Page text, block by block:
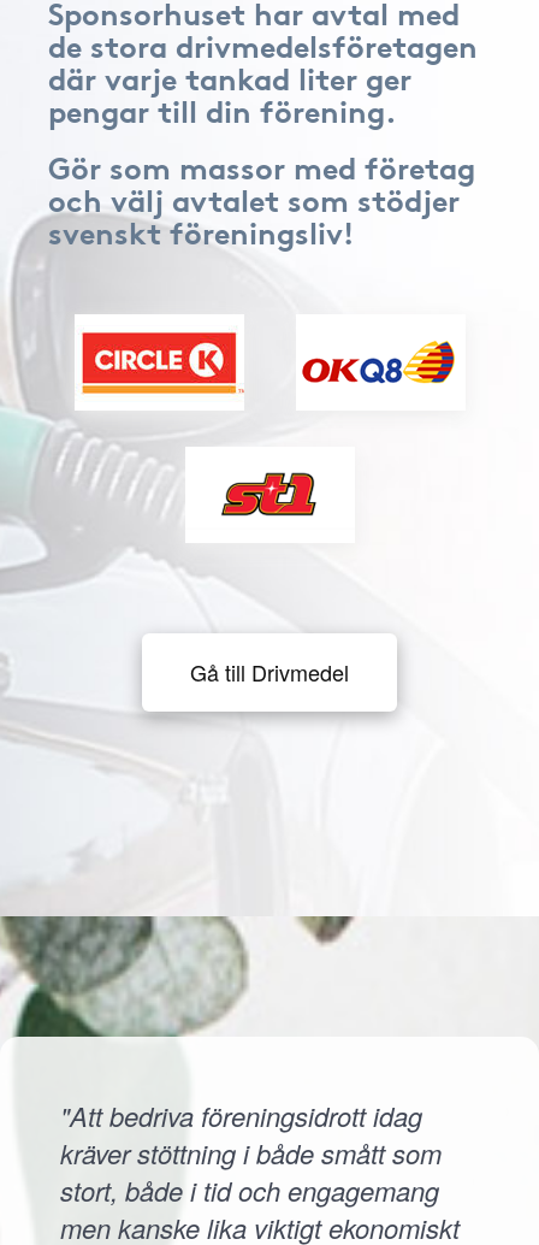
Sponsorhuset har avtal med
de stora drivmedelsföretagen
där varje tankad liter ger
pengar till din förening.
Gör som massor med företag
och välj avtalet som stödjer
svenskt föreningsliv!
Gå till Drivmedel
"Att bedriva föreningsidrott idag
kräver stöttning i både smått som
stort, både i tid och engagemang
men kanske lika viktigt ekonomiskt